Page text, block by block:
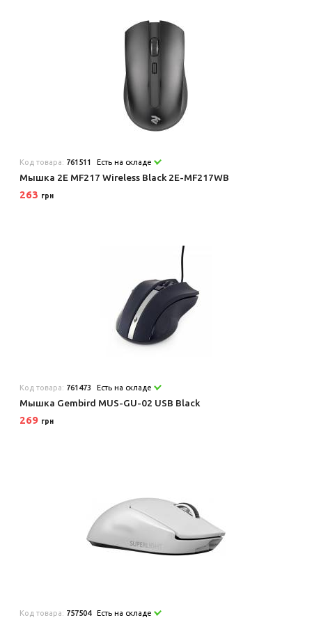
Код товара: 761511 Есть на складе
Мышка 2E MF217 Wireless Black 2E-MF217WB
263 грн
Код товара: 761473 Есть на складе
Мышка Gembird MUS-GU-02 USB Black
269 грн
Код товара: 757504 Есть на складе